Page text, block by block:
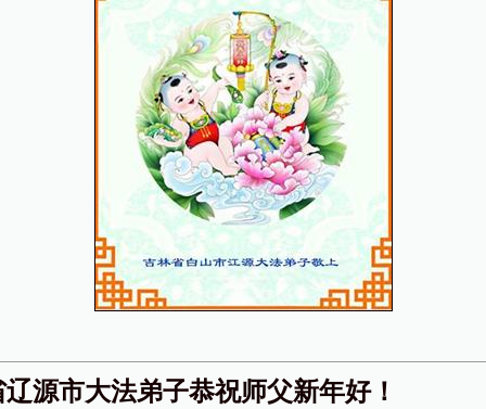
源市大法弟子恭祝师父新年好！